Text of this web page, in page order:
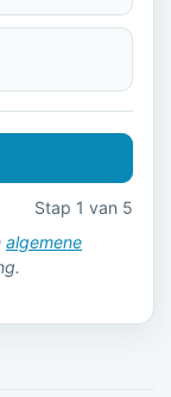
Stap 1 van 5
algemene